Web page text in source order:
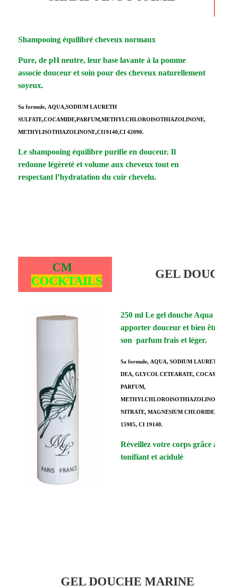
Shampooing équilibré cheveux normaux
Pure, de pH neutre, leur base lavante à la pomme
associe douceur et soin pour des cheveux naturellement
soyeux.
Sa formule, AQUA,SODIUM LAURETH
SULFATE,COCAMIDE,PARFUM,METHYLCHLOROISOTHIAZOLINONE,
METHYLISOTHIAZOLINONE,CI19140,CI 42090.
Le shampooing équilibre purifie en douceur. Il
redonne légèreté et volume aux cheveux tout en
respectant l’hydratation du cuir chevelu.
CM
COCKTAILS
GEL
250 ml Le gel douche Aqua
apporter douceur et bien être
son parfum frais et léger.
Sa formule, AQUA, SODIUM LAURETH
DEA, GLYCOL CETEARATE,
PARFUM,
NITRATE, MAGNESIUM CHLORIDE,
15985, CI 19140.
Réveillez votre corps grâce à
tonifiant et acidulé
GEL DOUCHE MARINE